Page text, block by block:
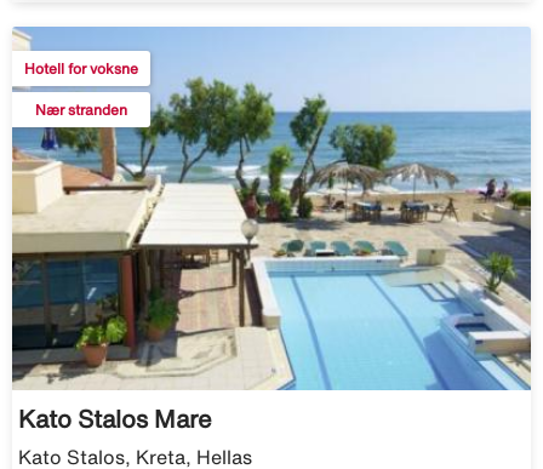
Hotell for voksne
Nær stranden
Kato Stalos Mare
Kato Stalos, Kreta, Hellas